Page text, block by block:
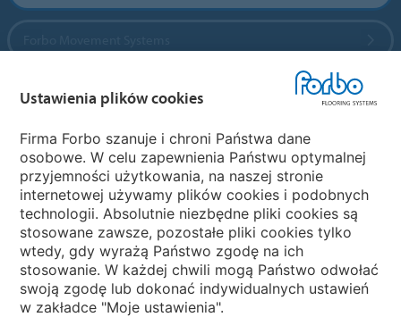
Wybierz kraj
My Forbo
NEWSLETTER
Ustawienia plików cookies
Firma Forbo szanuje i chroni Państwa dane
osobowe. W celu zapewnienia Państwu optymalnej
przyjemności użytkowania, na naszej stronie
internetowej używamy plików cookies i podobnych
technologii. Absolutnie niezbędne pliki cookies są
stosowane zawsze, pozostałe pliki cookies tylko
wtedy, gdy wyrażą Państwo zgodę na ich
stosowanie. W każdej chwili mogą Państwo odwołać
swoją zgodę lub dokonać indywidualnych ustawień
w zakładce "Moje ustawienia".